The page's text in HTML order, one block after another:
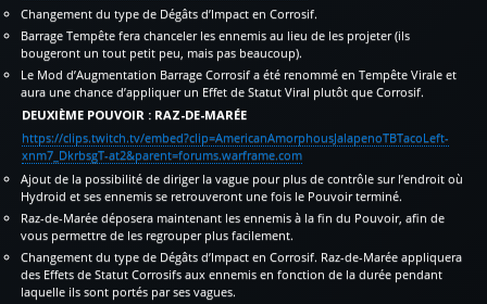
Changement du type de Dégâts d’Impact en Corrosif.
Barrage Tempête fera chanceler les ennemis au lieu de les projeter (ils
bougeront un tout petit peu, mais pas beaucoup).
Le Mod d’Augmentation Barrage Corrosif a été renommé en Tempête Virale et
aura une chance d’appliquer un Effet de Statut Viral plutôt que Corrosif.
DEUXIÈME POUVOIR : RAZ-DE-MARÉE
https://clips.twitch.tv/embed?clip=AmericanAmorphousJalapenoTBTacoLeft-
xnm7_DkrbsgT-at2&parent=forums.warframe.com
Ajout de la possibilité de diriger la vague pour plus de contrôle sur l’endroit où
Hydroid et ses ennemis se retrouveront une fois le Pouvoir terminé.
Raz-de-Marée déposera maintenant les ennemis à la fin du Pouvoir, afin de
vous permettre de les regrouper plus facilement.
Changement du type de Dégâts d’Impact en Corrosif. Raz-de-Marée appliquera
des Effets de Statut Corrosifs aux ennemis en fonction de la durée pendant
laquelle ils sont portés par ses vagues.